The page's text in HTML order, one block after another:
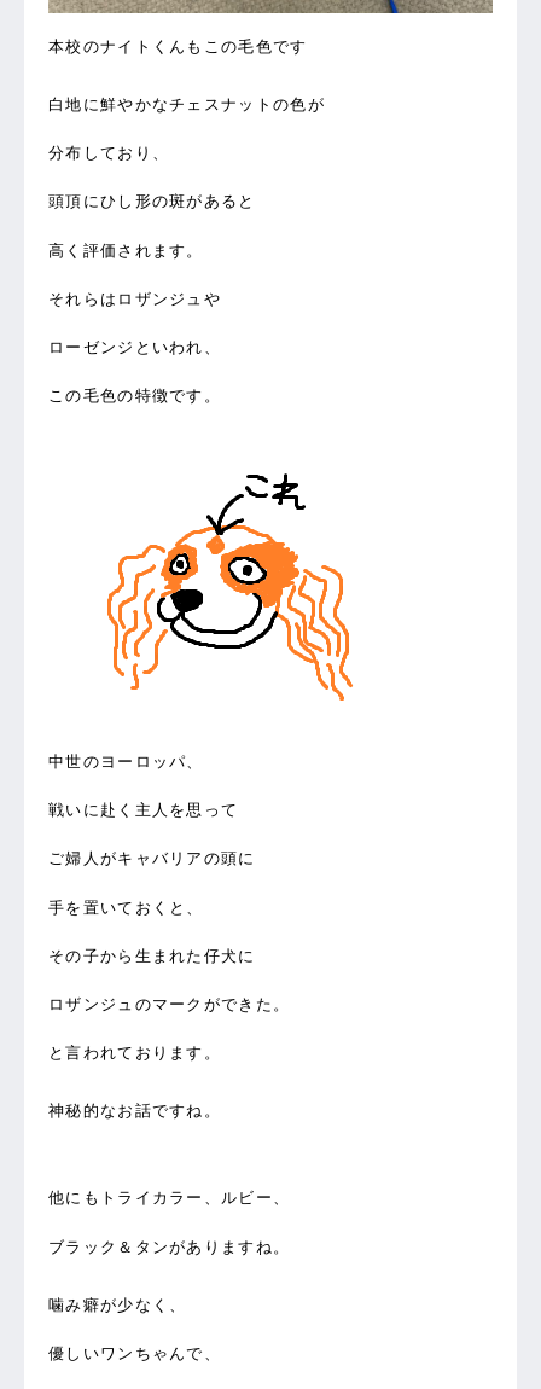
本校のナイトくんもこの毛色です
白地に鮮やかなチェスナットの色が
分布しており、
頭頂にひし形の斑があると
高く評価されます。
それらはロザンジュや
ローゼンジといわれ、
この毛色の特徴です。
中世のヨーロッパ、
戦いに赴く主人を思って
ご婦人がキャバリアの頭に
手を置いておくと、
その子から生まれた仔犬に
ロザンジュのマークができた。
と言われております。
神秘的なお話ですね。
他にもトライカラー、ルビー、
ブラック＆タンがありますね。
噛み癖が少なく、
優しいワンちゃんで、